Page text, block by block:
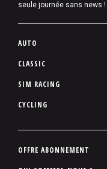
seule journée sans news !
P
d
d
p
AUTO
CLASSIC
SIM RACING
CYCLING
P
OFFRE ABONNEMENT